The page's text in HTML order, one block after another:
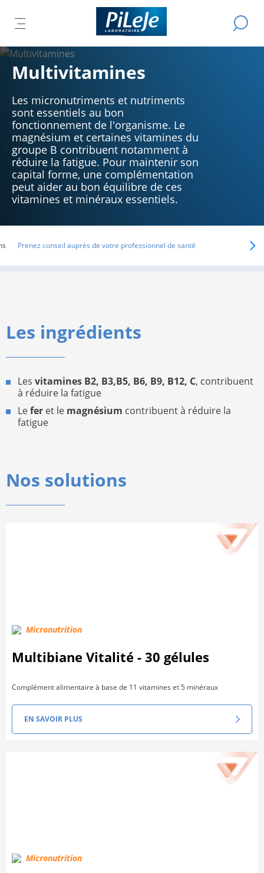
OUVRIR
LE
MENU
PRINCIPAL
Tous
les
Laboratoire
une
Multivitamines
Les micronutriments et nutriments
sont essentiels au bon
fonctionnement de l'organisme. Le
magnésium et certaines vitamines du
groupe B contribuent notamment à
réduire la fatigue. Pour maintenir son
capital forme, une complémentation
peut aider au bon équilibre de ces
vitamines et minéraux essentiels.
Prenez conseil auprès de votre professionnel de santé
Les ingrédients
Les vitamines B2, B3,B5, B6, B9, B12, C, contribuent
à réduire la fatigue
Lefer et le magnésium contribuent à réduire la
fatigue
Nos solutions
Micronutrition
Multibiane Vitalité - 30 gélules
Complément alimentaire à base de 11 vitamines et 5 minéraux
EN SAVOIR PLUS
Micronutrition